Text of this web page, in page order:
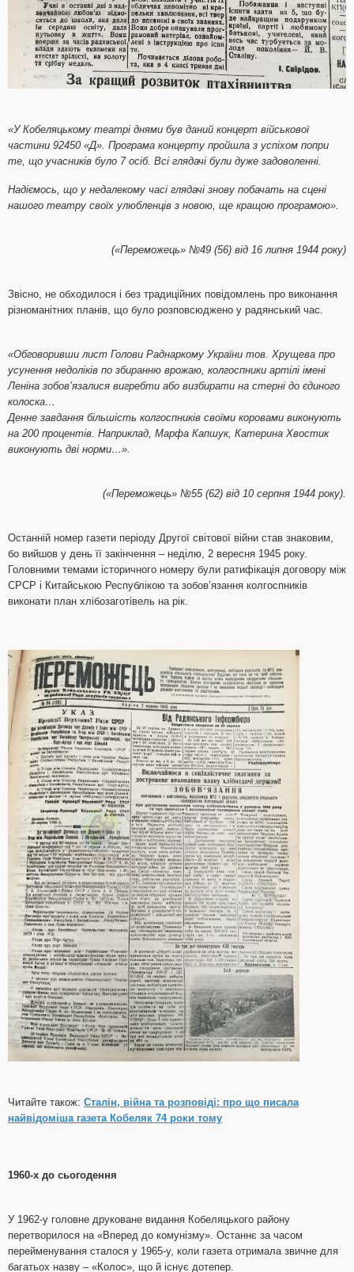
«У Кобеляцькому театрі днями був даний концерт військової
частини 92450 «Д». Програма концерту пройшла з успіхом попри
те, що учасників було 7 осіб. Всі глядачі були дуже задоволенні.
Надіємось, що у недалекому часі глядачі знову побачать на сцені
нашого театру своїх улюбленців з новою, ще кращою програмою».
(«Переможець» №49 (56) від 16 липня 1944 року)
Звісно, не обходилося і без традиційних повідомлень про виконання
різноманітних планів, що було розповсюджено у радянський час.
«Обговоривши лист Голови Раднаркому України тов. Хрущева про
усунення недоліків по збиранню врожаю, колгоспники артілі імені
Леніна зобов’язалися вигребти або визбирати на стерні до єдиного
колоска…
Денне завдання більшість колгоспників своїми коровами виконують
на 200 процентів. Наприклад, Марфа Капшук, Катерина Хвостик
виконують дві норми…».
(«Переможець» №55 (62) від 10 серпня 1944 року).
Останній номер газети періоду Другої світової війни став знаковим,
бо вийшов у день її закінчення – неділю, 2 вересня 1945 року.
Головними темами історичного номеру були ратифікація договору між
СРСР і Китайською Республікою та зобов’язання колгоспників
виконати план хлібозаготівель на рік.
Читайте також: Сталін, війна та розповіді: про що писала
найвідоміша газета Кобеляк 74 роки тому
1960-х до сьогодення
У 1962-у головне друковане видання Кобеляцького району
перетворилося на «Вперед до комунізму». Останнє за часом
перейменування сталося у 1965-у, коли газета отримала звичне для
багатьох назву – «Колос», що й існує дотепер.